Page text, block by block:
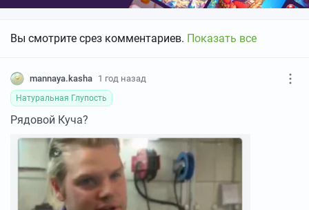
Вы смотрите срез комментариев. Показать все
mannaya.kasha 1 год назад
Натуральная Глупость
Рядовой Куча?